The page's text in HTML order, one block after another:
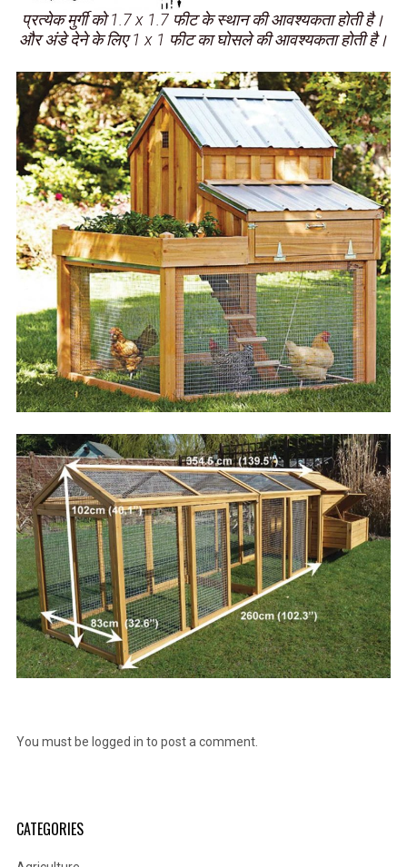
प्रत्येक मुर्गी को 1.7 x 1.7 फीट के स्थान की आवश्यकता होती है।
और अंडे देने के लिए 1 x 1 फीट का घोसले की आवश्यकता होती है।
You must be logged in to post a comment.
CATEGORIES